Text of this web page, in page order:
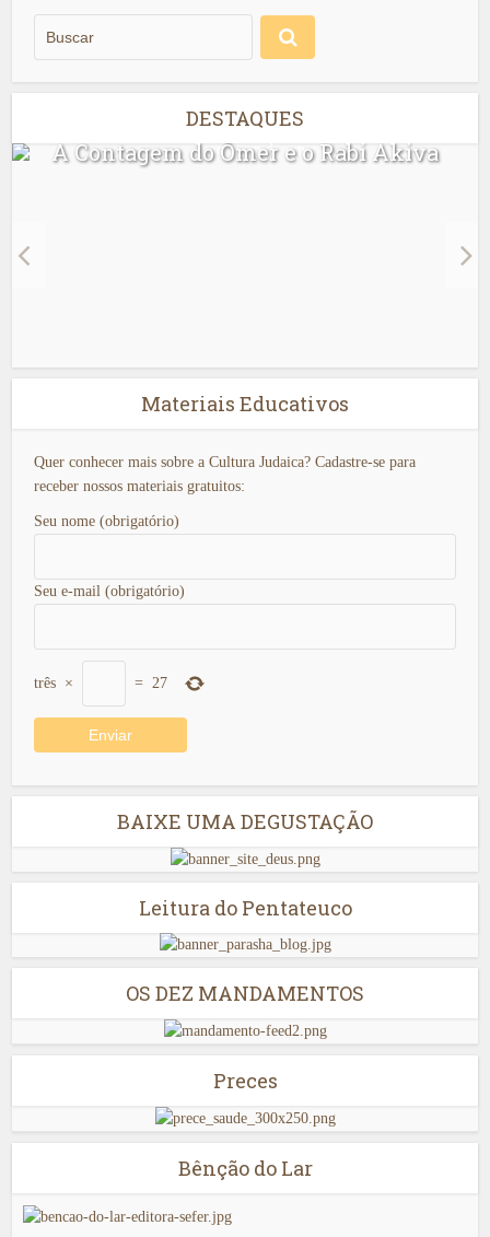
DESTAQUES
A Contagem do Ômer e o Rabi Akiva
Materiais Educativos
Quer conhecer mais sobre a Cultura Judaica? Cadastre-se para
receber nossos materiais gratuitos:
Seu nome (obrigatório)
Seu e-mail (obrigatório)
três × = 27
BAIXE UMA DEGUSTAÇÃO
Leitura do Pentateuco
OS DEZ MANDAMENTOS
Preces
Bênção do Lar